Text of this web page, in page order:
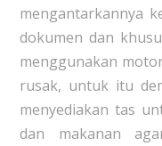
mengantarkannya
dokumen dan
menggunakan
rusak, untuk itu
menyediakan tas
dan makanan